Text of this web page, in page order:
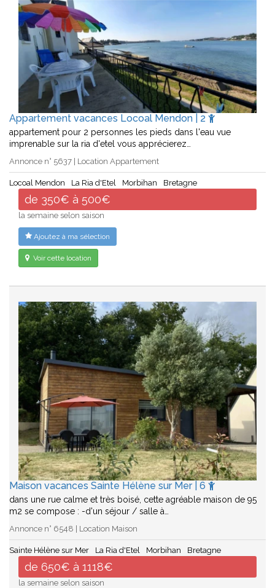
Appartement vacances Locoal Mendon | 2
appartement pour 2 personnes les pieds dans l'eau vue
imprenable sur la ria d'etel vous apprécierez…
Annonce n° 5637 | Location Appartement
Locoal Mendon La Ria d'Etel Morbihan Bretagne
de 350€ à 500€
la semaine selon saison
Ajoutez à ma sélection
Voir cette location
Maison vacances Sainte Hélène sur Mer | 6
dans une rue calme et très boisé, cette agréable maison de 95
m2 se compose : -d'un séjour / salle à…
Annonce n° 6548 | Location Maison
Sainte Hélène sur Mer La Ria d'Etel Morbihan Bretagne
de 650€ à 1118€
la semaine selon saison